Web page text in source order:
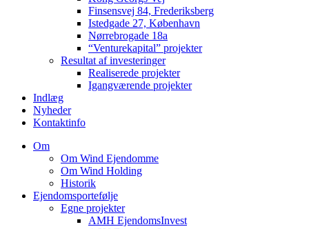
Finsensvej 84, Frederiksberg
Istedgade 27, København
Nørrebrogade 18a
“Venturekapital” projekter
Resultat af investeringer
Realiserede projekter
Igangværende projekter
Indlæg
Nyheder
Kontaktinfo
Om
Om Wind Ejendomme
Om Wind Holding
Historik
Ejendomsportefølje
Egne projekter
AMH EjendomsInvest